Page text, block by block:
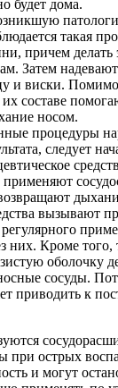
будет дома.
такая
причем делать
Затем
и виски. Помимо
составе
носом.
процедуры
следует
применяют
вызывают
них. Кроме того,
оболочку
сосуды.
приводить к
при острых
и могут